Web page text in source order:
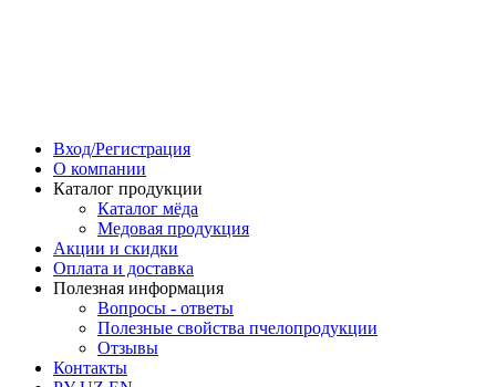
Вход/Регистрация
О компании
Каталог продукции
Каталог мёда
Медовая продукция
Акции и скидки
Оплата и доставка
Полезная информация
Вопросы - ответы
Полезные свойства пчелопродукции
Отзывы
Контакты